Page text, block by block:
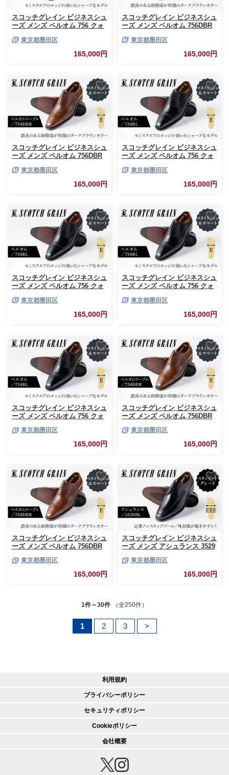
スコッチグレイン ビジネスシュ
ーズ メンズ ベルオム 756 クォ
製 E 送料無料 ギフト
【27.0cm】 [№5619-7224]0484
東京都墨田区
165,000円
スコッチグレイン ビジネスシュ
ーズ メンズ ベルオム 756DBR
本製 E 送料無料 ギフト
【23.5cm】 [№5619-7225]0485
東京都墨田区
165,000円
スコッチグレイン ビジネスシュ
ーズ メンズ ベルオム 756DBR
本製 E 送料無料 ギフト
【24.0cm】 [№5619-7226]0485
東京都墨田区
165,000円
スコッチグレイン ビジネスシュ
ーズ メンズ ベルオム 756 クォ
製 E 送料無料 ギフト
【24.5cm】 [№5619-7219]0484
東京都墨田区
165,000円
スコッチグレイン ビジネスシュ
ーズ メンズ ベルオム 756 クォ
製 E 送料無料 ギフト
【25.0cm】 [№5619-7220]0484
東京都墨田区
165,000円
スコッチグレイン ビジネスシュ
ーズ メンズ ベルオム 756 クォ
製 E 送料無料 ギフト
【25.5cm】 [№5619-7221]0484
東京都墨田区
165,000円
スコッチグレイン ビジネスシュ
ーズ メンズ ベルオム 756 クォ
製 E 送料無料 ギフト
【26.0cm】 [№5619-7222]0484
東京都墨田区
165,000円
スコッチグレイン ビジネスシュ
ーズ メンズ ベルオム 756DBR
本製 E 送料無料 ギフト
【26.5cm】 [№5619-7231]0485
東京都墨田区
165,000円
スコッチグレイン ビジネスシュ
ーズ メンズ ベルオム 756DBR
本製 E 送料無料 ギフト
【27.0cm】 [№5619-7232]0485
東京都墨田区
165,000円
スコッチグレイン ビジネスシュ
ーズ メンズ アシュランス 3529
送料無料 ギフト【25.0cm】
東京都墨田区
165,000円
1件～30件 （全250件）
1 2 3 >
利用規約
プライバシーポリシー
セキュリティポリシー
Cookieポリシー
会社概要